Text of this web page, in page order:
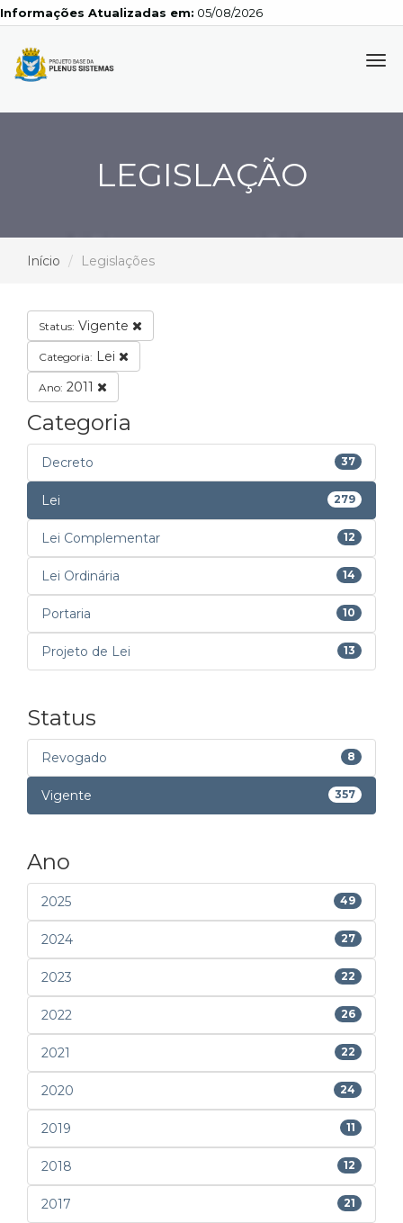
Atualizadas em: 05/08/2026
LEGISLAÇÃO
Início Legislações
Status: Vigente
Categoria: Lei
Ano: 2011
Categoria
Decreto 37
Lei 279
Lei Complementar 12
Lei Ordinária 14
Portaria 10
Projeto de Lei 13
Status
Revogado 8
Vigente 357
Ano
2025 49
2024 27
2023 22
2022 26
2021 22
2020 24
2019 11
2018 12
2017 21